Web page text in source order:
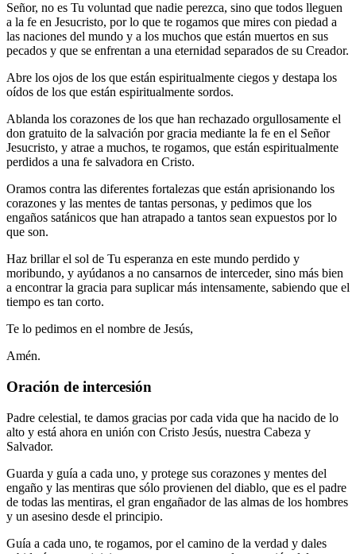
Señor, no es Tu voluntad que nadie perezca, sino que todos lleguen
a la fe en Jesucristo, por lo que te rogamos que mires con piedad a
las naciones del mundo y a los muchos que están muertos en sus
pecados y que se enfrentan a una eternidad separados de su Creador.
Abre los ojos de los que están espiritualmente ciegos y destapa los
oídos de los que están espiritualmente sordos.
Ablanda los corazones de los que han rechazado orgullosamente el
don gratuito de la salvación por gracia mediante la fe en el Señor
Jesucristo, y atrae a muchos, te rogamos, que están espiritualmente
perdidos a una fe salvadora en Cristo.
Oramos contra las diferentes fortalezas que están aprisionando los
corazones y las mentes de tantas personas, y pedimos que los
engaños satánicos que han atrapado a tantos sean expuestos por lo
que son.
Haz brillar el sol de Tu esperanza en este mundo perdido y
moribundo, y ayúdanos a no cansarnos de interceder, sino más bien
a encontrar la gracia para suplicar más intensamente, sabiendo que el
tiempo es tan corto.
Te lo pedimos en el nombre de Jesús,
Amén.
Oración de intercesión
Padre celestial, te damos gracias por cada vida que ha nacido de lo
alto y está ahora en unión con Cristo Jesús, nuestra Cabeza y
Salvador.
Guarda y guía a cada uno, y protege sus corazones y mentes del
engaño y las mentiras que sólo provienen del diablo, que es el padre
de todas las mentiras, el gran engañador de las almas de los hombres
y un asesino desde el principio.
Guía a cada uno, te rogamos, por el camino de la verdad y dales